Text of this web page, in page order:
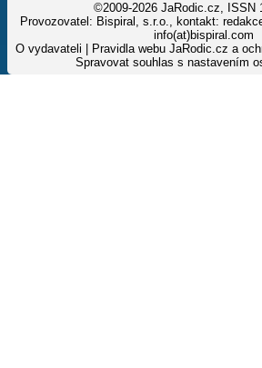
©2009-2026 JaRodic.cz, ISSN
Provozovatel: Bispiral, s.r.o., kontakt:
info(at)bispiral.com
O vydavateli
Pravidla webu JaRodic.cz a
Spravovat souhlas s nastavením